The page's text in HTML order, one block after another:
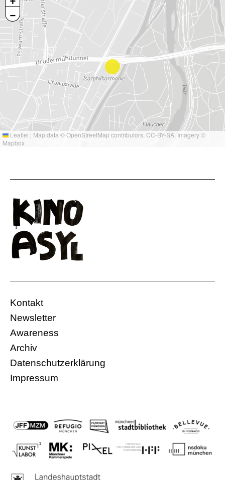
−
Leaflet | Map data ©OpenStreetMapcontributors, CC-BY-SA , Imagery ©
Mapbox
Kontakt
Newsletter
Awareness
Archiv
Datenschutzerklärung
Impressum